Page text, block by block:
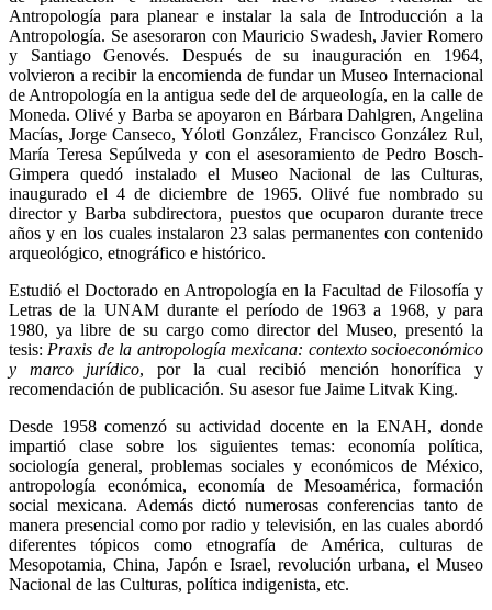
Antropología para planear e instalar la sala de Introducción a la
Antropología. Se asesoraron con Mauricio Swadesh, Javier Romero
y Santiago Genovés. Después de su inauguración en 1964,
volvieron a recibir la encomienda de fundar un Museo Internacional
de Antropología en la antigua sede del de arqueología, en la calle de
Moneda. Olivé y Barba se apoyaron en Bárbara Dahlgren, Angelina
Macías, Jorge Canseco, Yólotl González, Francisco González Rul,
María Teresa Sepúlveda y con el asesoramiento de Pedro Bosch-
Gimpera quedó instalado el Museo Nacional de las Culturas,
inaugurado el 4 de diciembre de 1965. Olivé fue nombrado su
director y Barba subdirectora, puestos que ocuparon durante trece
años y en los cuales instalaron 23 salas permanentes con contenido
arqueológico, etnográfico e histórico.
Estudió el Doctorado en Antropología en la Facultad de Filosofía y
Letras de la UNAM durante el período de 1963 a 1968, y para
1980, ya libre de su cargo como director del Museo, presentó la
tesis: Praxis de la antropología mexicana: contexto socioeconómico
y marco jurídico, por la cual recibió mención honorífica y
recomendación de publicación. Su asesor fue Jaime Litvak King.
Desde 1958 comenzó su actividad docente en la ENAH, donde
impartió clase sobre los siguientes temas: economía política,
sociología general, problemas sociales y económicos de México,
antropología económica, economía de Mesoamérica, formación
social mexicana. Además dictó numerosas conferencias tanto de
manera presencial como por radio y televisión, en las cuales abordó
diferentes tópicos como etnografía de América, culturas de
Mesopotamia, China, Japón e Israel, revolución urbana, el Museo
Nacional de las Culturas, política indigenista, etc.